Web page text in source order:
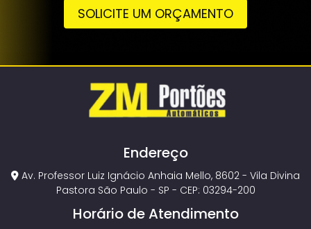
SOLICITE UM ORÇAMENTO
Endereço
Av. Professor Luiz Ignácio Anhaia Mello, 8602 - Vila Divina
Pastora São Paulo - SP - CEP: 03294-200
Horário de Atendimento